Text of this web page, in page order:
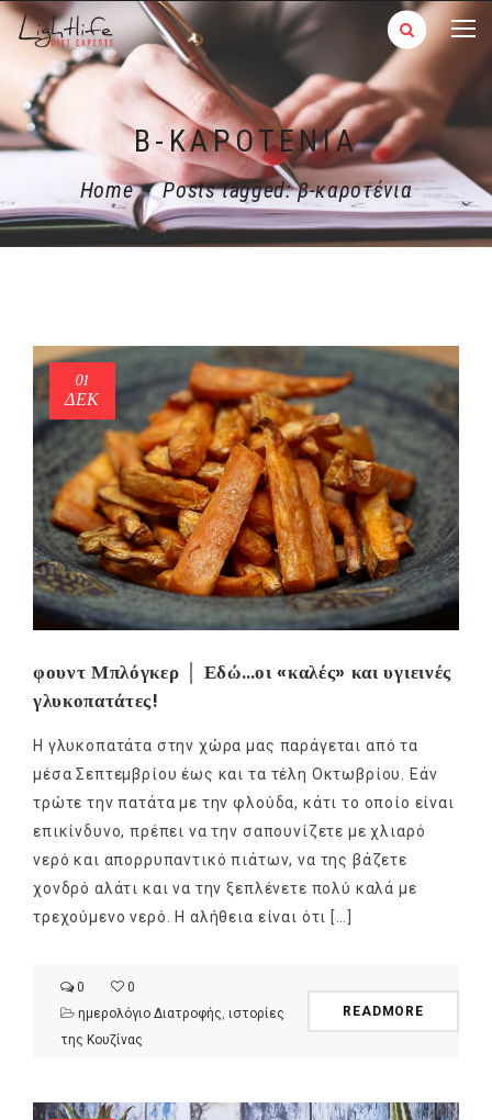
Β-ΚΑΡΟΤΈΝΙΑ
Home - Posts tagged: β-καροτένια
01
ΔΕΚ
φουντ Μπλόγκερ │ Εδώ…οι «καλές» και υγιεινές
γλυκοπατάτες!
Η γλυκοπατάτα στην χώρα μας παράγεται από τα
μέσα Σεπτεμβρίου έως και τα τέλη Οκτωβρίου. Εάν
τρώτε την πατάτα με την φλούδα, κάτι το οποίο είναι
επικίνδυνο, πρέπει να την σαπουνίζετε με χλιαρό
νερό και απορρυπαντικό πιάτων, να της βάζετε
χονδρό αλάτι και να την ξεπλένετε πολύ καλά με
τρεχούμενο νερό. Η αλήθεια είναι ότι […]
0
0
ημερολόγιο Διατροφής ιστορίες
της Κουζίνας
READMORE